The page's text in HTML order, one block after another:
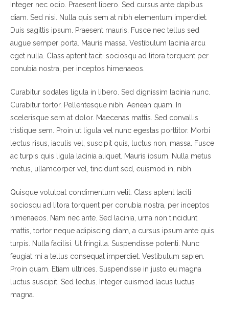
Integer nec odio. Praesent libero. Sed cursus ante dapibus
diam. Sed nisi. Nulla quis sem at nibh elementum imperdiet.
Duis sagittis ipsum. Praesent mauris. Fusce nec tellus sed
augue semper porta. Mauris massa. Vestibulum lacinia arcu
eget nulla. Class aptent taciti sociosqu ad litora torquent per
conubia nostra, per inceptos himenaeos.
Curabitur sodales ligula in libero. Sed dignissim lacinia nunc.
Curabitur tortor. Pellentesque nibh. Aenean quam. In
scelerisque sem at dolor. Maecenas mattis. Sed convallis
tristique sem. Proin ut ligula vel nunc egestas porttitor. Morbi
lectus risus, iaculis vel, suscipit quis, luctus non, massa. Fusce
ac turpis quis ligula lacinia aliquet. Mauris ipsum. Nulla metus
metus, ullamcorper vel, tincidunt sed, euismod in, nibh.
Quisque volutpat condimentum velit. Class aptent taciti
sociosqu ad litora torquent per conubia nostra, per inceptos
himenaeos. Nam nec ante. Sed lacinia, urna non tincidunt
mattis, tortor neque adipiscing diam, a cursus ipsum ante quis
turpis. Nulla facilisi. Ut fringilla. Suspendisse potenti. Nunc
feugiat mi a tellus consequat imperdiet. Vestibulum sapien.
Proin quam. Etiam ultrices. Suspendisse in justo eu magna
luctus suscipit. Sed lectus. Integer euismod lacus luctus
magna.